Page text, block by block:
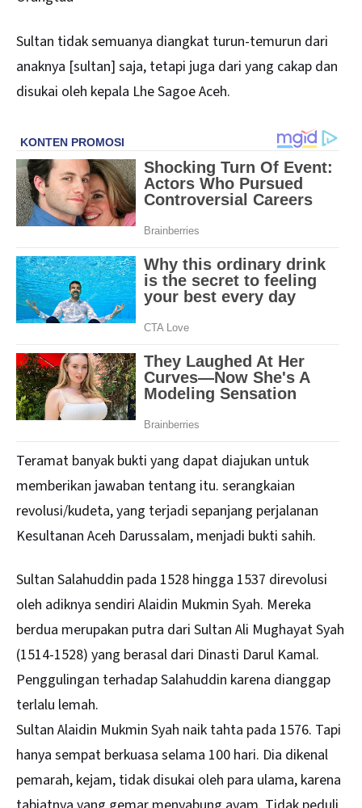
Sultan tidak semuanya diangkat turun-temurun dari
anaknya [sultan] saja, tetapi juga dari yang cakap dan
disukai oleh kepala Lhe Sagoe Aceh.
Teramat banyak bukti yang dapat diajukan untuk
memberikan jawaban tentang itu. serangkaian
revolusi/kudeta, yang terjadi sepanjang perjalanan
Kesultanan Aceh Darussalam, menjadi bukti sahih.
Sultan Salahuddin pada 1528 hingga 1537 direvolusi
oleh adiknya sendiri Alaidin Mukmin Syah. Mereka
berdua merupakan putra dari Sultan Ali Mughayat Syah
(1514-1528) yang berasal dari Dinasti Darul Kamal.
Penggulingan terhadap Salahuddin karena dianggap
terlalu lemah.
Sultan Alaidin Mukmin Syah naik tahta pada 1576. Tapi
hanya sempat berkuasa selama 100 hari. Dia dikenal
pemarah, kejam, tidak disukai oleh para ulama, karena